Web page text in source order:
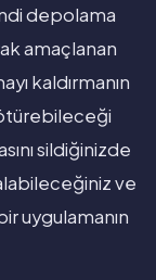
depolama
amaçlanan
kaldırmanın
sildiğinizde
ve
uygulamanın